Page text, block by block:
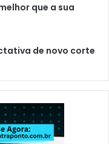
que a sua
de novo corte